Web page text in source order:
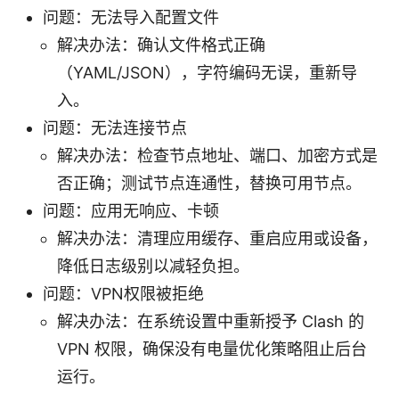
问题：无法导入配置文件
解决办法：确认文件格式正确
（YAML/JSON），字符编码无误，重新导
入。
问题：无法连接节点
解决办法：检查节点地址、端口、加密方式是
否正确；测试节点连通性，替换可用节点。
问题：应用无响应、卡顿
解决办法：清理应用缓存、重启应用或设备，
降低日志级别以减轻负担。
问题：VPN权限被拒绝
解决办法：在系统设置中重新授予 Clash 的
VPN 权限，确保没有电量优化策略阻止后台
运行。